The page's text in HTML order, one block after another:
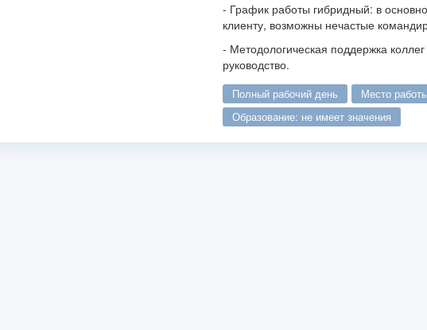
- График работы гибридный: в
клиенту, возможны нечастые
- Методологическая поддержка
руководство.
полный рабочий день
место
образование: не имеет значения